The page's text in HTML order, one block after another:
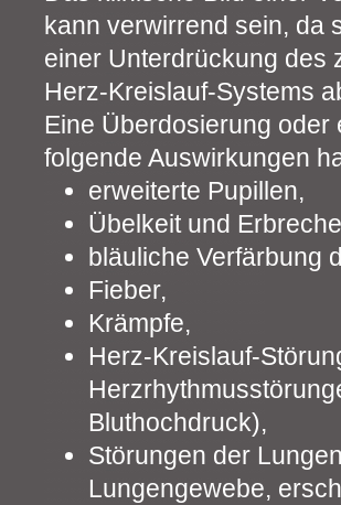
kann verwirrend sein, da
einer Unterdrückung des
Herz-Kreislauf-Systems
Eine Überdosierung
folgende Auswirkungen
erweiterte Pupillen,
Übelkeit und
bläuliche Verfärbung
Fieber,
Krämpfe,
Herz-Kreislauf-
Bluthochdruck),
Störungen der
Lungengewebe,